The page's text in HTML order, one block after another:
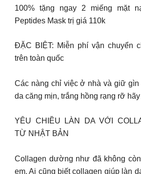
100% tặng ngay 2 miếng mặt
Peptides Mask trị giá 110k
ĐẶC BIỆT: Miễn phí vận chuyển
trên toàn quốc
Các nàng chỉ việc ở nhà và giữ gìn
da căng mịn, trắng hồng rạng rỡ
YÊU CHIỀU LÀN DA VỚI
TỪ NHẬT BẢN
Collagen dường như đã không
em. Ai cũng biết collagen giúp làn